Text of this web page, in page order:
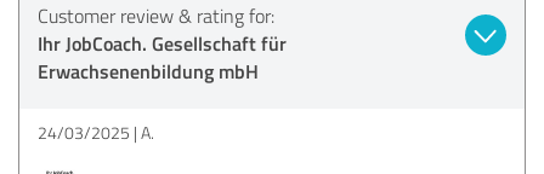
Customer review & rating for:
Ihr JobCoach. Gesellschaft für
Erwachsenenbildung mbH
24/03/2025 A.